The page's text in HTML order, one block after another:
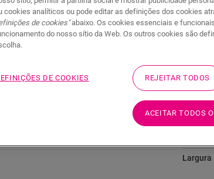
Ir para Documentos
seu pavimento. Possui ranhuras
é fácil de instalar com a nossa
versão branca que se pode
Altura
Largura
cookies analíticos ou pode editar as definições dos cookies
de cookies"abaixo. Os cookies essenciais e
do nosso sítio da Web. Os outros cookies são
DE COOKIES REJEITAR TODOS
ACEITAR TODOS